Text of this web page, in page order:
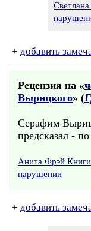
+ добавить
Рецензия на «
Вырицкого» (
Серафим
предсказал -
Анита Фрэй Книги
нарушении
+ добавить